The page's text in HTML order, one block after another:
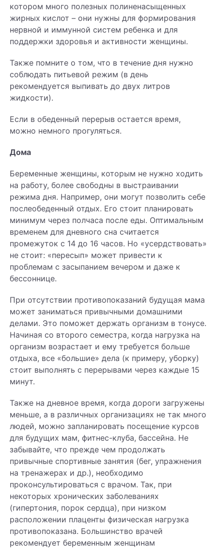
котором много полезных полиненасыщенных
жирных кислот – они нужны для формирования
нервной и иммунной систем ребенка и для
поддержки здоровья и активности женщины.
Также помните о том, что в течение дня нужно
соблюдать питьевой режим (в день
рекомендуется выпивать до двух литров
жидкости).
Если в обеденный перерыв остается время,
можно немного прогуляться.
Дома
Беременные женщины, которым не нужно ходить
на работу, более свободны в выстраивании
режима дня. Например, они могут позволить себе
послеобеденный отдых. Его стоит планировать
минимум через полчаса после еды. Оптимальным
временем для дневного сна считается
промежуток с 14 до 16 часов. Но «усердствовать»
не стоит: «пересып» может привести к
проблемам с засыпанием вечером и даже к
бессоннице.
При отсутствии противопоказаний будущая мама
может заниматься привычными домашними
делами. Это поможет держать организм в тонусе.
Начиная со второго семестра, когда нагрузка на
организм возрастает и ему требуется больше
отдыха, все «большие» дела (к примеру, уборку)
стоит выполнять с перерывами через каждые 15
минут.
Также на дневное время, когда дороги загружены
меньше, а в различных организациях не так много
людей, можно запланировать посещение курсов
для будущих мам, фитнес-клуба, бассейна. Не
забывайте, что прежде чем продолжать
привычные спортивные занятия (бег, упражнения
на тренажерах и др.), необходимо
проконсультироваться с врачом. Так, при
некоторых хронических заболеваниях
(гипертония, порок сердца), при низком
расположении плаценты физическая нагрузка
противопоказана. Большинство врачей
рекомендует беременным женщинам